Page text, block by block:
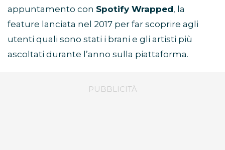
appuntamento con Spotify Wrapped, la
feature lanciata nel 2017 per far scoprire agli
utenti quali sono stati i brani e gli artisti più
ascoltati durante l’anno sulla piattaforma.